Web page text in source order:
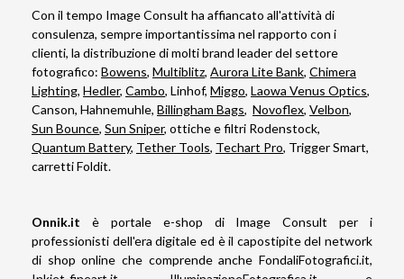
Con il tempo Image Consult ha affiancato all'attività di
consulenza, sempre importantissima nel rapporto con i
clienti, la distribuzione di molti brand leader del settore
fotografico: Bowens, Multiblitz, Aurora Lite Bank, Chimera
Lighting, Hedler, Cambo, Linhof, Miggo, Laowa Venus Optics,
Canson, Hahnemuhle, Billingham Bags, Novoflex, Velbon,
Sun Bounce, Sun Sniper, ottiche e filtri Rodenstock,
Quantum Battery, Tether Tools, Techart Pro, Trigger Smart,
carretti Foldit.
Onnik.it è portale e-shop di Image Consult per i
professionisti dell'era digitale ed è il capostipite del network
di shop online che comprende anche FondaliFotografici.it,